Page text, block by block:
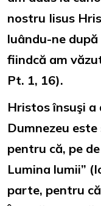
nostru Iisus
luându-ne
fiindcă am
Pt. 1, 16).
Hristos însuşi
Dumnezeu
pentru că, pe
Lumina lumii”
parte, pentru